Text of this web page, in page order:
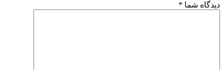
دیدگاه شما*